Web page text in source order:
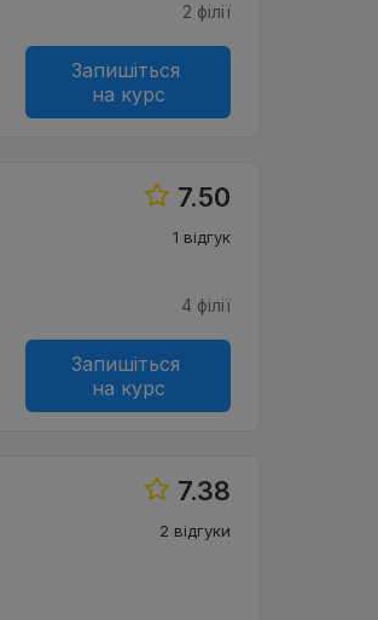
2 філії
Запишіться
на курс
7.50
1 відгук
4 філії
Запишіться
на курс
7.38
2 відгуки